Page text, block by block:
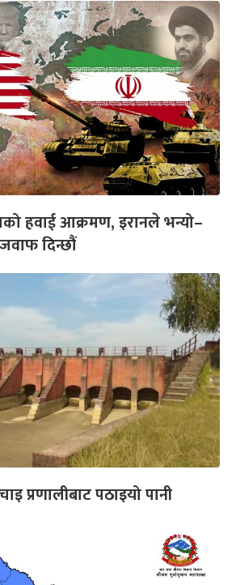
हवाई आक्रमण, इरानले भन्यो–
दिन्छौं
प्रणालीबाट पठाइयो पानी